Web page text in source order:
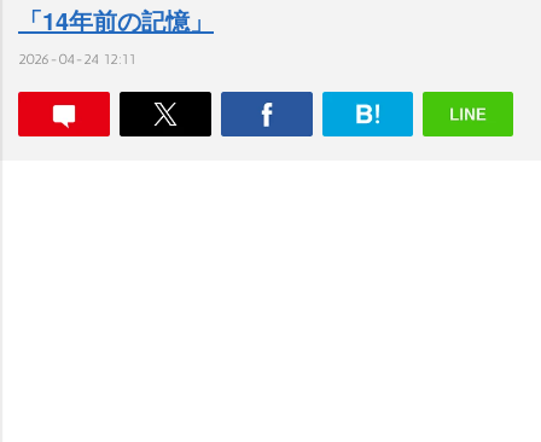
「14年前の記憶」
2026-04-24 12:11